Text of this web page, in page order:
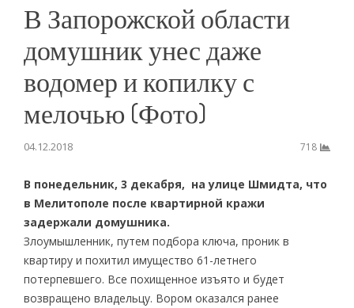
В Запорожской области
домушник унес даже
водомер и копилку с
мелочью (Фото)
04.12.2018 718
В понедельник, 3 декабря, на улице Шмидта, что
в Мелитополе после квартирной кражи
задержали домушника.
Злоумышленник, путем подбора ключа, проник в
квартиру и похитил имущество 61-летнего
потерпевшего. Все похищенное изъято и будет
возвращено владельцу. Вором оказался ранее